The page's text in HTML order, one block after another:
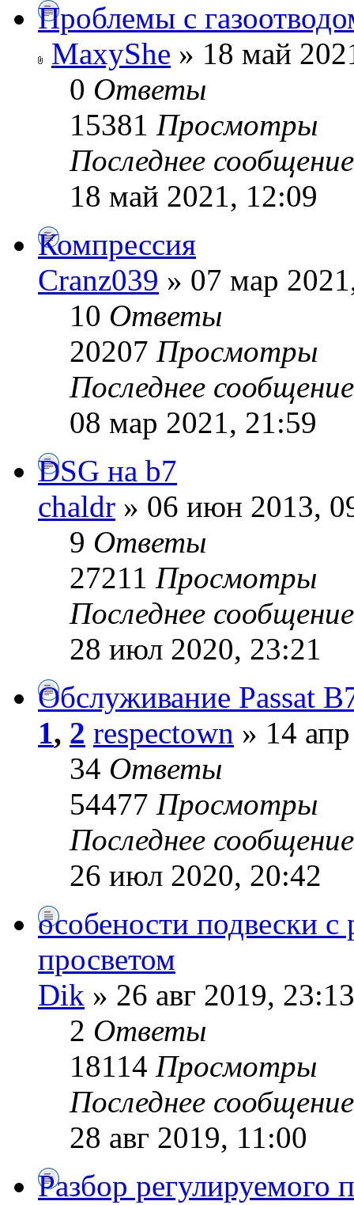
Проблемы с
MaxyShe » 18 май
0 Ответы
15381 Просмотры
Последнее
18 май 2021, 12:09
Компрессия
Cranz039 » 07 мар
10 Ответы
20207 Просмотры
Последнее
08 мар 2021, 21:59
DSG на b7
chaldr » 06 июн 2013,
9 Ответы
27211 Просмотры
Последнее
28 июл 2020, 23:21
Обслуживание Passat
1, 2 respectown » 14
34 Ответы
54477 Просмотры
Последнее
26 июл 2020, 20:42
особености подвески
просветом
Dik » 26 авг 2019, 23:13
2 Ответы
18114 Просмотры
Последнее
28 авг 2019, 11:00
Разбор регулируемого